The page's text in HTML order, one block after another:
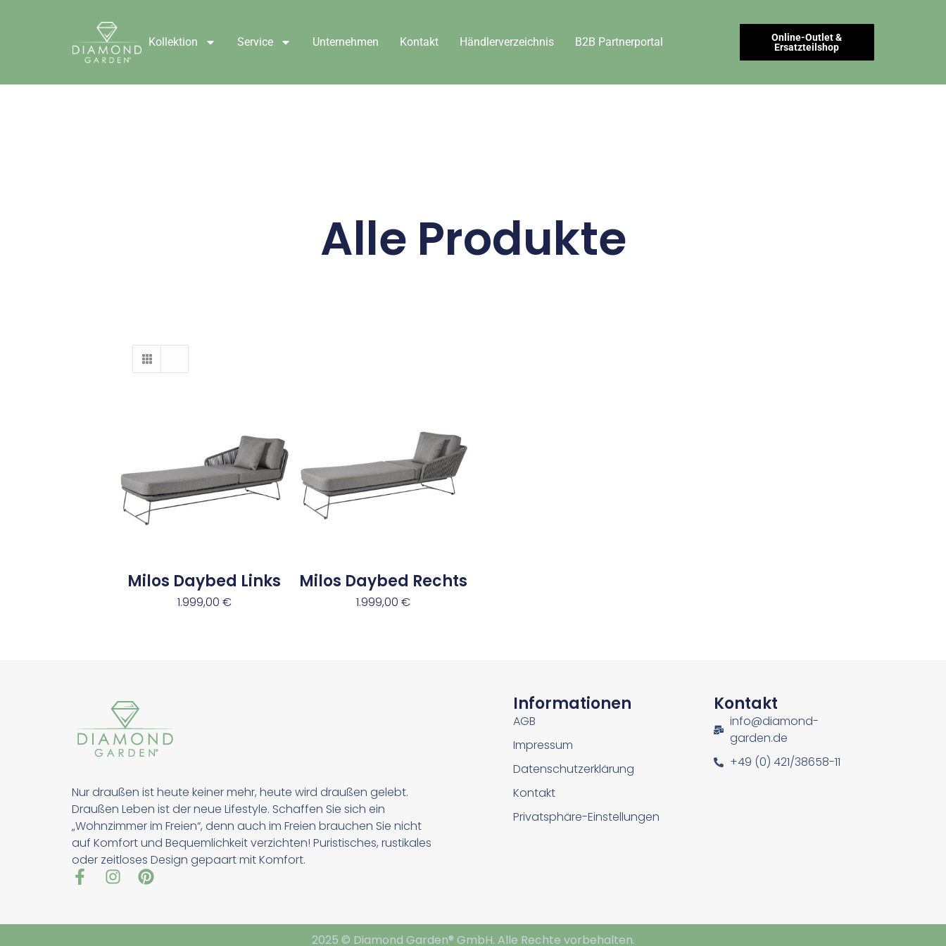
Kollektion Service Unternehmen Kontakt Händlerverzeichnis B2B Partnerportal
Online-Outlet &
Ersatzteilshop
Alle Produkte
Milos Daybed Links
1.999,00 €
Milos Daybed Rechts
1.999,00€
Nur draußen ist heute keiner mehr, heute wird draußen gelebt.
Draußen Leben ist der neue Lifestyle. Schaffen Sie sich ein
„Wohnzimmer im Freien“, denn auch im Freien brauchen Sie nicht
auf Komfort und Bequemlichkeit verzichten! Puristisches, rustikales
oder zeitloses Design gepaart mit Komfort.
Informationen
AGB
Impressum
Datenschutzerklärung
Kontakt
Privatsphäre-Einstellungen
Kontakt
info@diamond-
garden.de
+49 (0) 421/38658-11
2025 © Diamond Garden® GmbH. Alle Rechte vorbehalten.